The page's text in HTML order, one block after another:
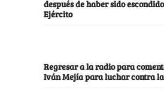
después de haber sido
Ejército
Regresar a la radio para
Iván Mejía para luchar contra